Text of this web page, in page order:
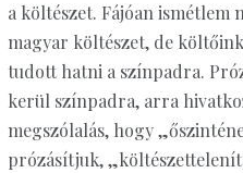
a költészet. Fájóan ismétlem
magyar költészet, de
tudott hatni a színpadra.
kerül színpadra, arra
megszólalás, hogy
prózásítjuk,